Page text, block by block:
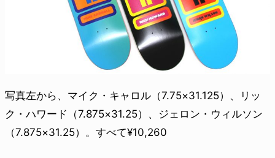
写真左から、マイク・キャロル（7.75×31.125）、リッ
ク・ハワード（7.875×31.25）、ジェロン・ウィルソン
（7.875×31.25）。すべて¥10,260